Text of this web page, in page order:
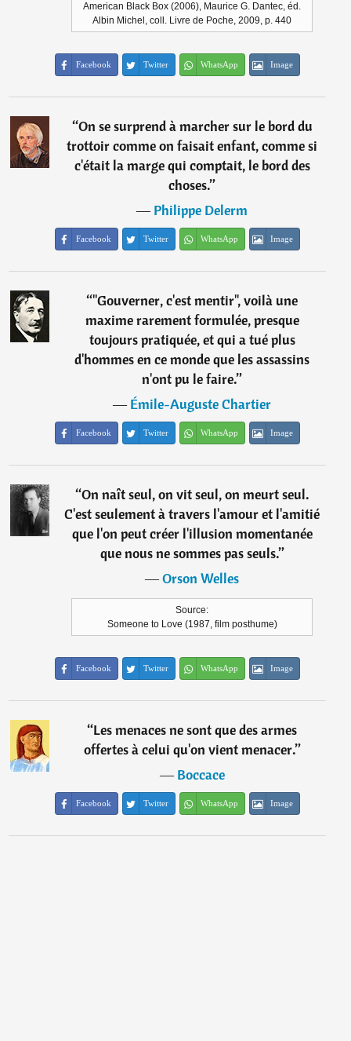
American Black Box (2006), Maurice G. Dantec, éd.
Albin Michel, coll. Livre de Poche, 2009, p. 440
Facebook Twitter WhatsApp Image
“On se surprend à marcher sur le bord du
trottoir comme on faisait enfant, comme si
c'était la marge qui comptait, le bord des
choses.”
―Philippe Delerm
Facebook Twitter WhatsApp Image
“"Gouverner, c'est mentir", voilà une
maxime rarement formulée, presque
toujours pratiquée, et qui a tué plus
d'hommes en ce monde que les assassins
n'ont pu le faire.”
―Émile-Auguste Chartier
Facebook Twitter WhatsApp Image
“On naît seul, on vit seul, on meurt seul.
C'est seulement à travers l'amour et l'amitié
que l'on peut créer l'illusion momentanée
que nous ne sommes pas seuls.”
―Orson Welles
Source:
Someone to Love (1987, film posthume)
Facebook Twitter WhatsApp Image
“Les menaces ne sont que des armes
offertes à celui qu'on vient menacer.”
―Boccace
Facebook Twitter WhatsApp Image